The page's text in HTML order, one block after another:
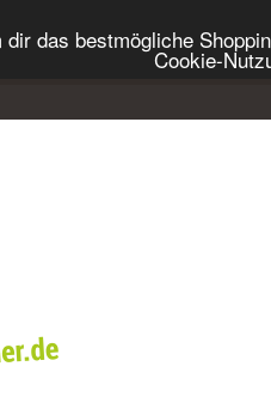
das bestmögliche
Cookie-